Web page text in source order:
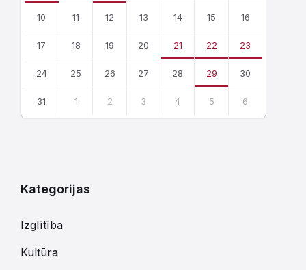
10 11 12 13 14 15 16
17 18 19 20 21 22 23
24 25 26 27 28 29 30
31 1 2 3 4 5 6
Kategorijas
Izglītība
Kultūra